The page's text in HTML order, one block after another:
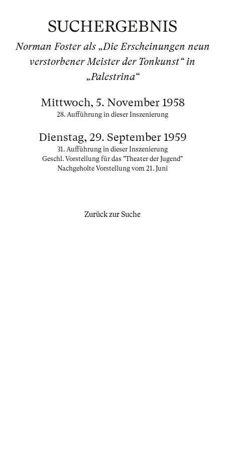
SUCHERGEBNIS
Norman Foster als „Die Erscheinungen neun
verstorbener Meister der Tonkunst“ in
„Palestrina“
Mittwoch, 5. November 1958
28. Aufführung in dieser Inszenierung
Dienstag, 29. September 1959
31. Aufführung in dieser Inszenierung
Geschl. Vorstellung für das "Theater der Jugend"
Nachgeholte Vorstellung vom 21. Juni
Zurück zur Suche